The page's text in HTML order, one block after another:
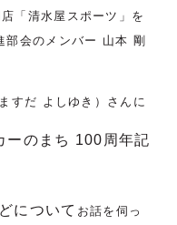
「清水屋スポーツ」を
部会のメンバー 山本 剛
すだ よしゆき）さんに
ーのまち 100周年記
について お話を伺っ